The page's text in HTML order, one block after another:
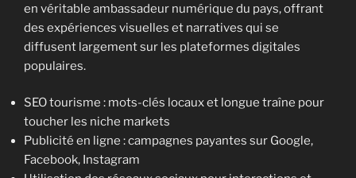
en véritable ambassadeur numérique du pays, offrant
des expériences visuelles et narratives qui se
diffusent largement sur les plateformes digitales
populaires.
SEO tourisme : mots-clés locaux et longue traîne pour
toucher les niche markets
Publicité en ligne : campagnes payantes sur Google,
Facebook, Instagram